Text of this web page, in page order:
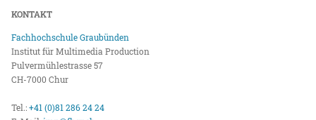
KONTAKT
Fachhochschule Graubünden
Institut für Multimedia Production
Pulvermühlestrasse 57
CH-7000 Chur
Tel.:+41 (0)81 286 24 24